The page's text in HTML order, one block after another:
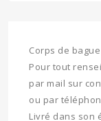
Corps de
Pour tout
par mail sur
ou par
Livré dans son